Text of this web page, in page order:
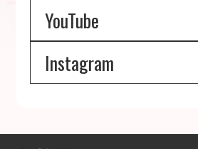
YouTube
Instagram